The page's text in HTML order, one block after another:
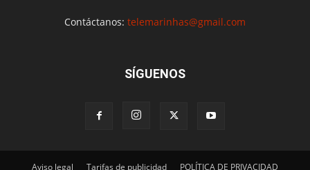
Contáctanos: telemarinhas@gmail.com
SÍGUENOS
Aviso legal Tarifas de publicidad POLÍTICA DE PRIVACIDAD